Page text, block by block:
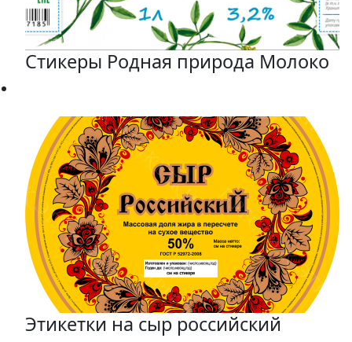
Стикеры Родная природа Молоко
Этикетки на сыр российский